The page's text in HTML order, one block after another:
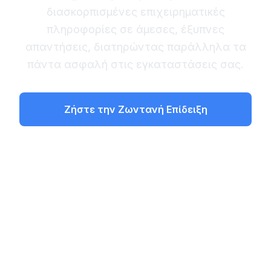
διασκορπισμένες επιχειρηματικές
πληροφορίες σε άμεσες, έξυπνες
απαντήσεις, διατηρώντας παράλληλα τα
πάντα ασφαλή στις εγκαταστάσεις σας.
Ζήστε την Ζωντανή Επίδειξη